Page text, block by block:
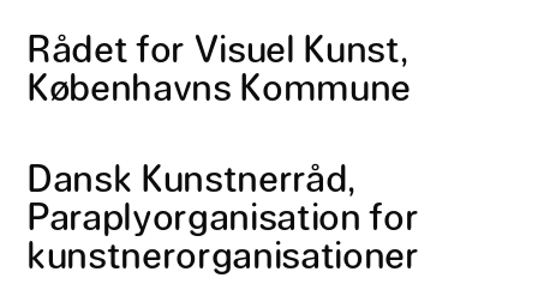
Rådet for Visuel Kunst,
Københavns Kommune
Dansk Kunstnerråd,
Paraplyorganisation for
kunstnerorganisationer